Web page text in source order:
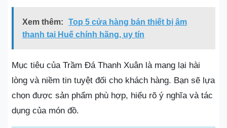
Xem thêm:
Top 5 cửa hàng bán thiết bị âm
thanh tại Huế chính hãng, uy tín
Mục tiêu của Trầm Đá Thanh Xuân là mang lại hài
lòng và niềm tin tuyệt đối cho khách hàng. Bạn sẽ lựa
chọn được sản phẩm phù hợp, hiểu rõ ý nghĩa và tác
dụng của món đồ.